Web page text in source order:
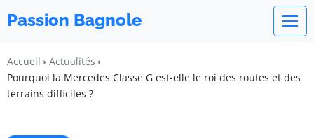
Passion Bagnole
Accueil
Actualités
Pourquoi la Mercedes Classe G est-elle le roi des routes et des
terrains difficiles ?